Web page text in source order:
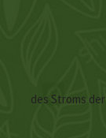
des Stroms